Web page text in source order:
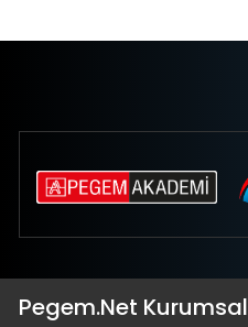
Pegem.Net Kurumsal